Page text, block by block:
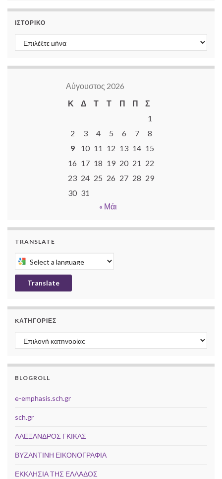
ΙΣΤΟΡΙΚΌ
Ιστορικό
Αύγουστος 2026
Κ
Δ Τ Τ Π Π
Σ
1
2
3 4 5 6 7
8
9
10 11 12 13 14 15
16 17 18 19 20 21 22
23 24 25 26 27 28 29
30 31
« Μάι
TRANSLATE
Select a language to translate this page
Translate
KΑΤΗΓΟΡΊΕΣ
Kατηγορίες
BLOGROLL
e-emphasis.sch.gr
sch.gr
ΑΛΕΞΑΝΔΡΟΣ ΓΚΙΚΑΣ
ΒΥΖΑΝΤΙΝΗ ΕΙΚΟΝΟΓΡΑΦΙΑ
ΕΚΚΛΗΣΙΑ ΤΗΣ ΕΛΛΑΔΟΣ